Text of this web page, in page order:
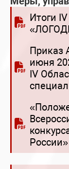
Итоги
Приказ
июня
IV